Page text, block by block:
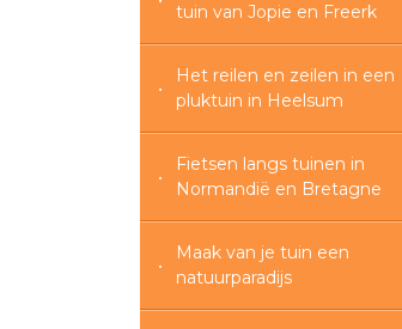
tuin van Jopie en Freerk
Het reilen en zeilen in een
pluktuin in Heelsum
Fietsen langs tuinen in
Normandië en Bretagne
Maak van je tuin een
natuurparadijs